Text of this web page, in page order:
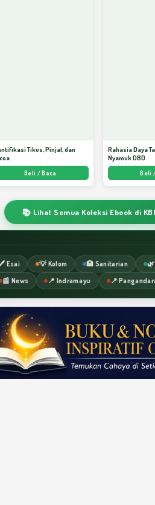
Tikus, Pinjal, dan
Beli / Baca
Rahasia Daya
Nyamuk DBD
Beli
📚 Lihat Semua Koleksi Ebook di
Esai 💡 Kolom 🏥 Sanitarian
📰 News 📍 Indramayu 📍